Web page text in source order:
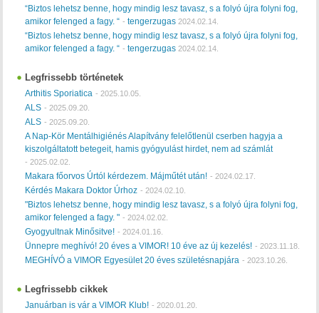
“Biztos lehetsz benne, hogy mindig lesz tavasz, s a folyó újra folyni fog,
amikor felenged a fagy. “ -tengerzugas 2024.02.14.
“Biztos lehetsz benne, hogy mindig lesz tavasz, s a folyó újra folyni fog,
amikor felenged a fagy. “ -tengerzugas 2024.02.14.
Legfrissebb történetek
Arthitis Sporiatica - 2025.10.05.
ALS - 2025.09.20.
ALS - 2025.09.20.
A Nap-Kör Mentálhigiénés Alapítvány felelőtlenül cserben hagyja a
kiszolgáltatott betegeit, hamis gyógyulást hirdet, nem ad számlát
- 2025.02.02.
Makara főorvos Úrtól kérdezem. Májműtét után! - 2024.02.17.
Kérdés Makara Doktor Úrhoz - 2024.02.10.
"Biztos lehetsz benne, hogy mindig lesz tavasz, s a folyó újra folyni fog,
amikor felenged a fagy. " - 2024.02.02.
Gyogyultnak Minősitve! - 2024.01.16.
Ünnepre meghívó! 20 éves a VIMOR! 10 éve az új kezelés! - 2023.11.18.
MEGHÍVÓ a VIMOR Egyesület 20 éves születésnapjára - 2023.10.26.
Legfrissebb cikkek
Januárban is vár a VIMOR Klub! - 2020.01.20.